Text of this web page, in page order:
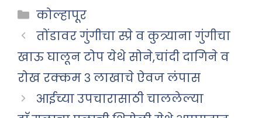
Categories
कोल्हापूर
तोंडावर गुंगीचा स्प्रे व कुत्र्याना गुंगीचा
खाऊ घालून टोप येथे सोने,चांदी दागिने व
रोख रक्कम ३ लाखाचे ऐवज लंपास
आईच्या उपचारासाठी चाललेल्या